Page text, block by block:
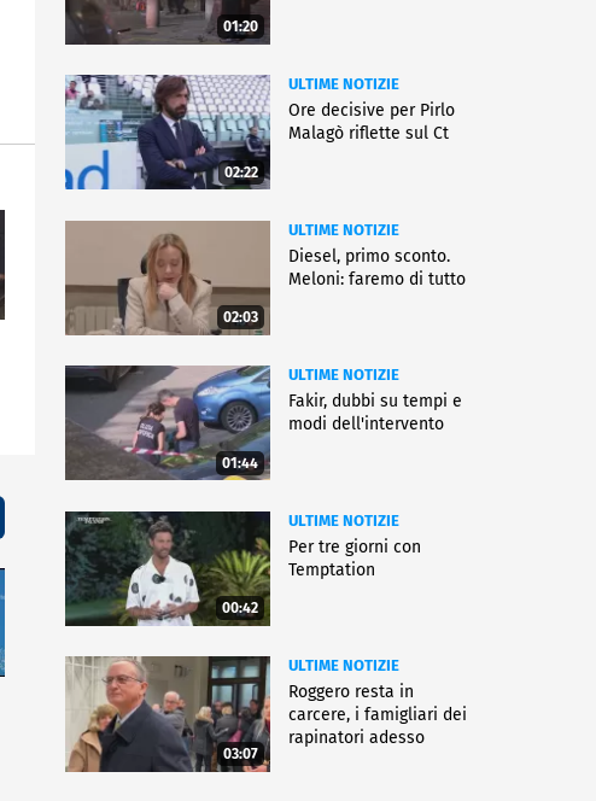
01:20
02:22
ULTIME NOTIZIE
Ore decisive per Pirlo
Malagò riflette sul Ct
02:03
ULTIME NOTIZIE
Diesel, primo sconto.
Meloni: faremo di tutto
01:44
ULTIME NOTIZIE
Fakir, dubbi su tempi e
modi dell'intervento
00:42
ULTIME NOTIZIE
Per tre giorni con
Temptation
03:07
ULTIME NOTIZIE
Roggero resta in
carcere, i famigliari dei
rapinatori adesso